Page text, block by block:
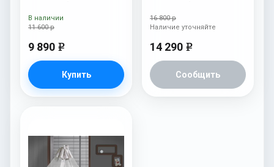
11 600 р
9 890 e
Купить
В наличии 16 800 р
14 290 e
Сообщить
Наличие уточняйте